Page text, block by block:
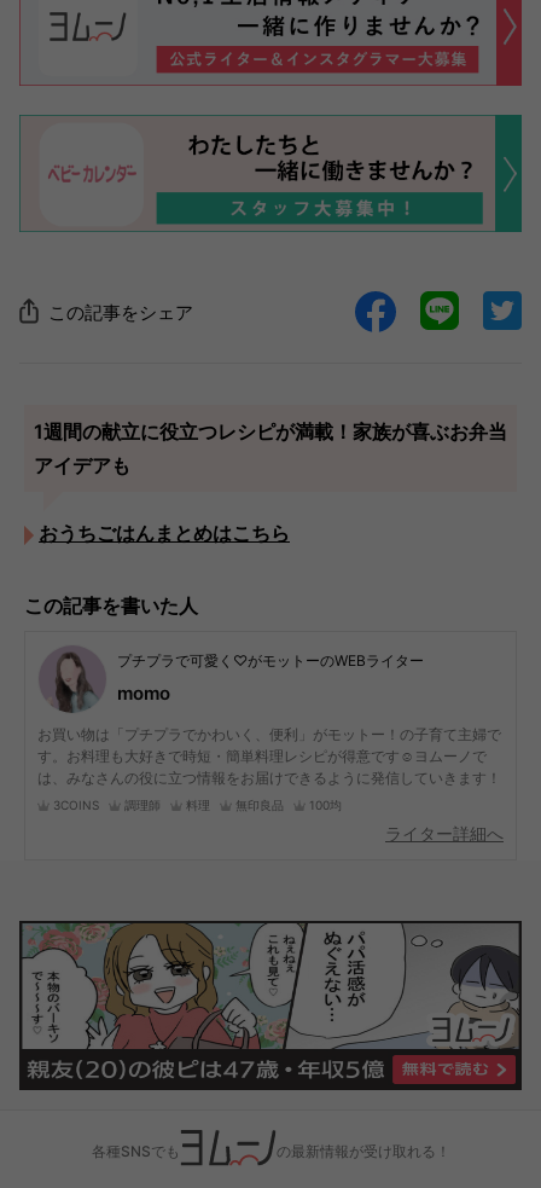
この記事をシェア
1週間の献立に役立つレシピが満載！家族が喜ぶお弁当
アイデアも
おうちごはんまとめはこちら
この記事を書いた人
プチプラで可愛く♡がモットーのWEBライター
momo
お買い物は「プチプラでかわいく、便利」がモットー！の子育て主婦で
す。お料理も大好きで時短・簡単料理レシピが得意です☺︎ヨムーノで
は、みなさんの役に立つ情報をお届けできるように発信していきます！
3COINS 調理師 料理 無印良品 100均
ライター詳細へ
各種SNSでも の最新情報が受け取れる！